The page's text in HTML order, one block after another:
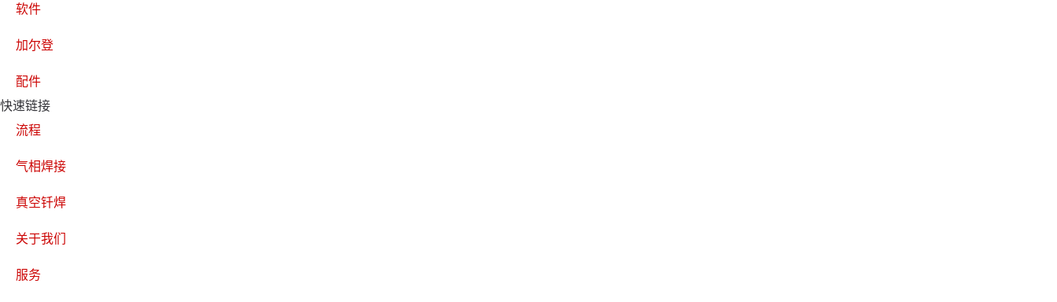
软件
加尔登
配件
快速链接
流程
气相焊接
真空钎焊
关于我们
服务